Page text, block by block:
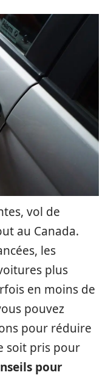
vol de
au Canada.
les
plus
en moins de
pouvez
pour réduire
soit pris pour
pour